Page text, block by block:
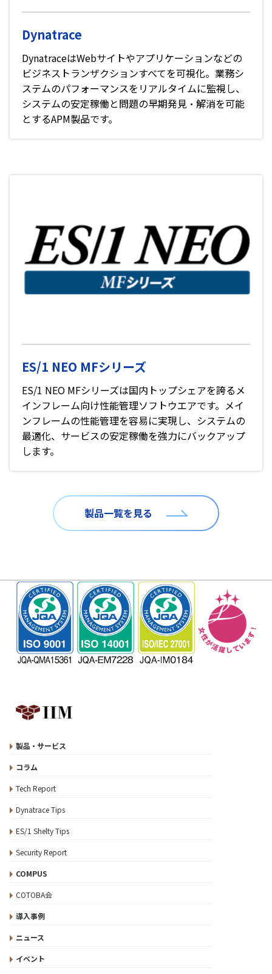
Dynatrace
DynatraceはWebサイトやアプリケーションなどの
ビジネストランザクションすべてを可視化。業務シ
ステムのパフォーマンスをリアルタイムに監視し、
システムの安定稼働と問題の早期発見・解消を可能
とするAPM製品です。
ES/1 NEO MFシリーズ
ES/1 NEO MFシリーズは国内トップシェアを誇るメ
インフレーム向け性能管理ソフトウエアです。メイ
ンフレームの性能管理を容易に実現し、システムの
最適化、サービスの安定稼働を強力にバックアップ
します。
製品一覧を見る
製品・サービス
コラム
Tech Report
Dynatrace Tips
ES/1 Shelty Tips
Security Report
COMPUS
COTOBA会
導入事例
ニュース
イベント